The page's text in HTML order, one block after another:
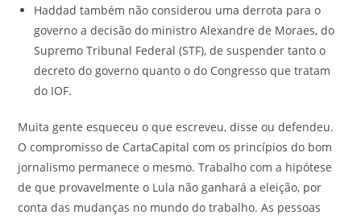
Haddad também não considerou uma derrota para o
governo a decisão do ministro Alexandre de Moraes, do
Supremo Tribunal Federal (STF), de suspender tanto o
decreto do governo quanto o do Congresso que tratam
do IOF.
Muita gente esqueceu o que escreveu, disse ou defendeu.
O compromisso de CartaCapital com os princípios do bom
jornalismo permanece o mesmo. Trabalho com a hipótese
de que provavelmente o Lula não ganhará a eleição, por
conta das mudanças no mundo do trabalho. As pessoas